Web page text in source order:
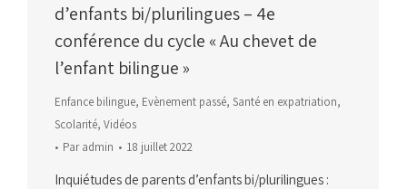
d’enfants bi/plurilingues – 4e
conférence du cycle « Au chevet de
l’enfant bilingue »
Enfance bilingue, Evènement passé, Santé en expatriation,
Scolarité, Vidéos
Paradmin 18 juillet 2022
Inquiétudes de parents d’enfants bi/plurilingues :